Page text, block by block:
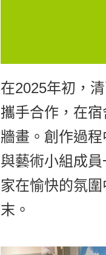
在2025年初，
攜手合作，在
牆畫。創作過
與藝術小組成
家在愉快的氛
末。